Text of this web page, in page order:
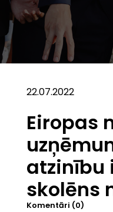
22.07.2022
Eiropas
atzinību
skolēns
Komentāri (0)